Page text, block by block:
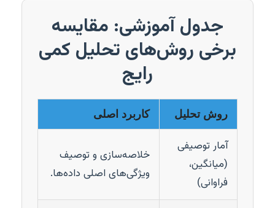
جدول آموزشی: مقایسه
برخی روش‌های تحلیل کمی
رایج
روش تحلیل کاربرد اصلی
آمار توصیفی
(میانگین،
فراوانی)
خلاصه‌سازی و توصیف
ویژگی‌های اصلی داده‌ها.